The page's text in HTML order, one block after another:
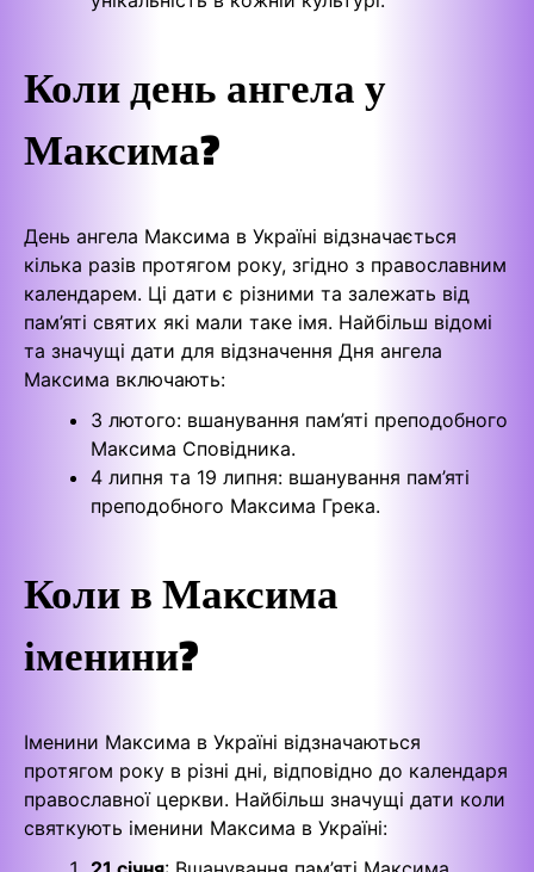
Коли день ангела у
Максима?
День ангела Максима в Україні відзначається
кілька разів протягом року, згідно з православним
календарем. Ці дати є різними та залежать від
пам’яті святих які мали таке імя. Найбільш відомі
та значущі дати для відзначення Дня ангела
Максима включають:
3 лютого: вшанування пам’яті преподобного
Максима Сповідника.
4 липня та 19 липня: вшанування пам’яті
преподобного Максима Грека.
Коли в Максима
іменини?
Іменини Максима в Україні відзначаються
протягом року в різні дні, відповідно до календаря
православної церкви. Найбільш значущі дати коли
святкують іменини Максима в Україні: